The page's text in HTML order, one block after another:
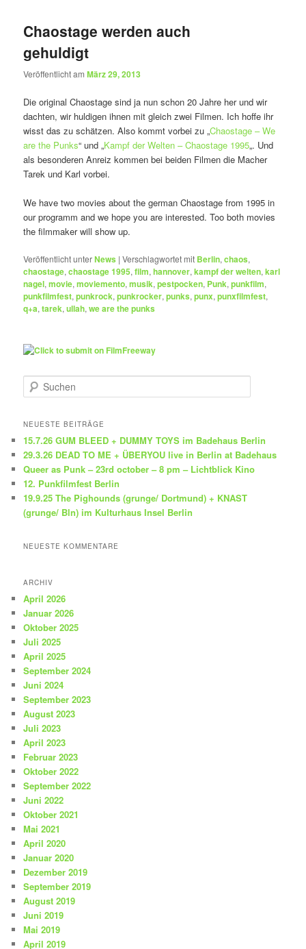
Chaostage werden auch
gehuldigt
Veröffentlicht amMärz 29, 2013
Die original Chaostage sind ja nun schon 20 Jahre her und wir
dachten, wir huldigen ihnen mit gleich zwei Filmen. Ich hoffe ihr
wisst das zu schätzen. Also kommt vorbei zu „Chaostage – We
are the Punks“ und „Kampf der Welten – Chaostage 1995„. Und
als besonderen Anreiz kommen bei beiden Filmen die Macher
Tarek und Karl vorbei.
We have two movies about the german Chaostage from 1995 in
our programm and we hope you are interested. Too both movies
the filmmaker will show up.
Veröffentlicht unterNews |Verschlagwortet mit Berlin,chaos,
chaostage,chaostage 1995,film,hannover,kampf der welten,karl
nagel,movie,moviemento,musik,pestpocken, Punk,punkfilm,
punkfilmfest,punkrock,punkrocker,punks,punx,punxfilmfest,
q+a,tarek,ullah,we are the punks
u
h
n
NEUESTE BEITRÄGE
15.7.26 GUM BLEED + DUMMY TOYS im Badehaus Berlin
29.3.26 DEAD TO ME + ÜBERYOU live in Berlin at Badehaus
Queer as Punk – 23rd october – 8 pm – Lichtblick Kino
12. Punkfilmfest Berlin
19.9.25 The Pighounds (grunge/ Dortmund) + KNAST
(grunge/ Bln) im Kulturhaus Insel Berlin
NEUESTE KOMMENTARE
ARCHIV
April 2026
Januar 2026
Oktober 2025
Juli 2025
April 2025
September 2024
Juni 2024
September 2023
August 2023
Juli 2023
April 2023
Februar 2023
Oktober 2022
September 2022
Juni 2022
Oktober 2021
Mai 2021
April 2020
Januar 2020
Dezember 2019
September 2019
August 2019
Juni 2019
Mai 2019
April 2019